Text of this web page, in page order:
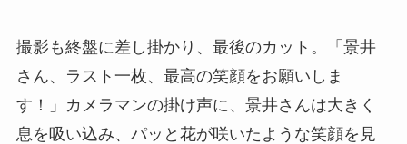
撮影も終盤に差し掛かり、最後のカット。「景井
さん、ラスト一枚、最高の笑顔をお願いしま
す！」カメラマンの掛け声に、景井さんは大きく
息を吸い込み、パッと花が咲いたような笑顔を見